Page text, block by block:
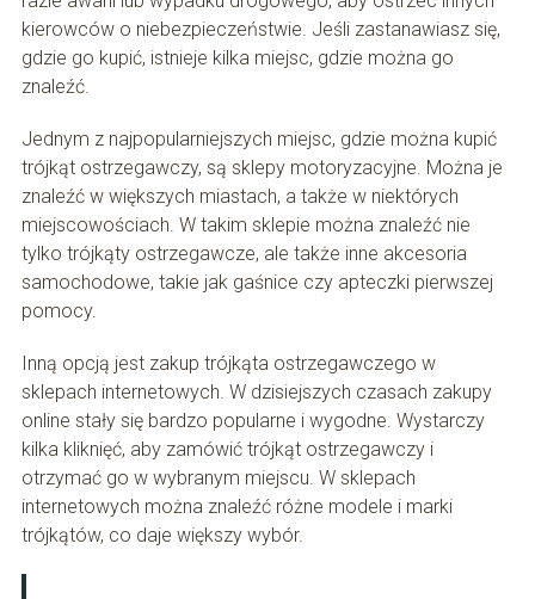
kierowców o niebezpieczeństwie. Jeśli zastanawiasz się,
gdzie go kupić, istnieje kilka miejsc, gdzie można go
znaleźć.
Jednym z najpopularniejszych miejsc, gdzie można kupić
trójkąt ostrzegawczy, są sklepy motoryzacyjne. Można je
znaleźć w większych miastach, a także w niektórych
miejscowościach. W takim sklepie można znaleźć nie
tylko trójkąty ostrzegawcze, ale także inne akcesoria
samochodowe, takie jak gaśnice czy apteczki pierwszej
pomocy.
Inną opcją jest zakup trójkąta ostrzegawczego w
sklepach internetowych. W dzisiejszych czasach zakupy
online stały się bardzo popularne i wygodne. Wystarczy
kilka kliknięć, aby zamówić trójkąt ostrzegawczy i
otrzymać go w wybranym miejscu. W sklepach
internetowych można znaleźć różne modele i marki
trójkątów, co daje większy wybór.